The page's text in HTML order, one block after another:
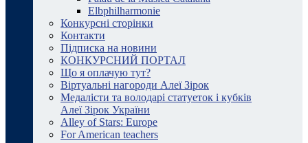
Elbphilharmonie
Конкурсні сторінки
Контакти
Підписка на новини
КОНКУРСНИЙ ПОРТАЛ
Що я оплачую тут?
Віртуальні нагороди Алеї Зірок
Медалісти та володарі статуеток і кубків
Алеї Зірок України
Alley of Stars: Europe
For American teachers